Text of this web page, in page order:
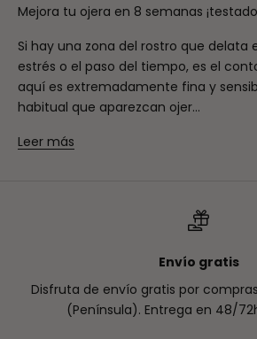
Mejora tu ojera en 8 semanas
Si hay una zona del rostro que delata
estrés o el paso del tiempo, es el
aquí es extremadamente fina y
habitual que aparezcan ojer...
Leer más
Envío gratis
Disfruta de envío gratis por
(Península). Entrega en 48/